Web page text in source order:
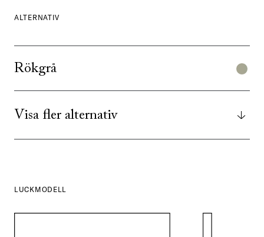
ALTERNATIV
Rökgrå
Visa fler alternativ
LUCKMODELL